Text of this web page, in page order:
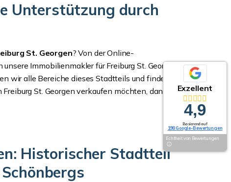
Unterstützung durch
St. Georgen? Von der Online-
Immobilienmakler für Freiburg St. Georgen Ihr
wir alle Bereiche dieses Stadtteils und finden für
St. Georgen verkaufen möchten, dann
Historischer Stadtteil
Exzellent
4,9
Basierend auf
198 Google-Bewertungen
Echtheit von Bewertungen